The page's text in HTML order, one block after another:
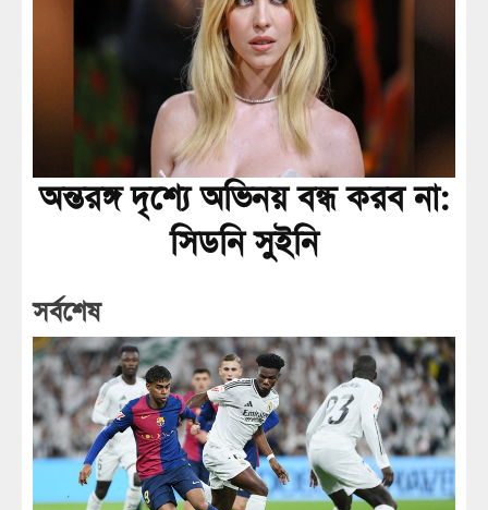
অন্তরঙ্গ দৃশ্যে অভিনয় বন্ধ করব না:
সিডনি সুইনি
সর্বশেষ